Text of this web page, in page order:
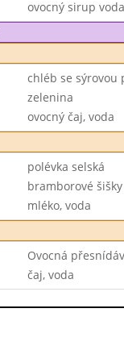
ovocný sirup voda
chléb se sýrovou
zelenina
ovocný čaj, voda
polévka selská
bramborové
mléko, voda
Ovocná
čaj, voda